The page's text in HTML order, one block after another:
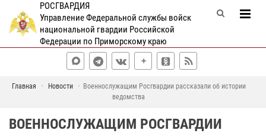
РОСГВАРДИЯ
Управление Федеральной службы войск
национальной гвардии Российской
Федерации по Приморскому краю
Главная Новости
Военнослужащим Росгвардии рассказали об истории
ведомства
ВОЕННОСЛУЖАЩИМ РОСГВАРДИИ